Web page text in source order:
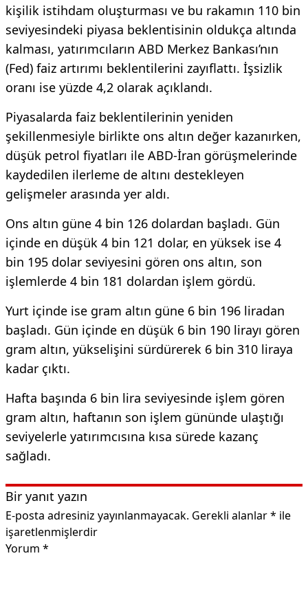
kişilik istihdam oluşturması ve bu rakamın 110 bin
seviyesindeki piyasa beklentisinin oldukça altında
kalması, yatırımcıların ABD Merkez Bankası’nın
(Fed) faiz artırımı beklentilerini zayıflattı. İşsizlik
oranı ise yüzde 4,2 olarak açıklandı.
Piyasalarda faiz beklentilerinin yeniden
şekillenmesiyle birlikte ons altın değer kazanırken,
düşük petrol fiyatları ile ABD-İran görüşmelerinde
kaydedilen ilerleme de altını destekleyen
gelişmeler arasında yer aldı.
Ons altın güne 4 bin 126 dolardan başladı. Gün
içinde en düşük 4 bin 121 dolar, en yüksek ise 4
bin 195 dolar seviyesini gören ons altın, son
işlemlerde 4 bin 181 dolardan işlem gördü.
Yurt içinde ise gram altın güne 6 bin 196 liradan
başladı. Gün içinde en düşük 6 bin 190 lirayı gören
gram altın, yükselişini sürdürerek 6 bin 310 liraya
kadar çıktı.
Hafta başında 6 bin lira seviyesinde işlem gören
gram altın, haftanın son işlem gününde ulaştığı
seviyelerle yatırımcısına kısa sürede kazanç
sağladı.
Bir yanıt yazın
E-posta adresiniz yayınlanmayacak. Gerekli alanlar* ile
işaretlenmişlerdir
Yorum *